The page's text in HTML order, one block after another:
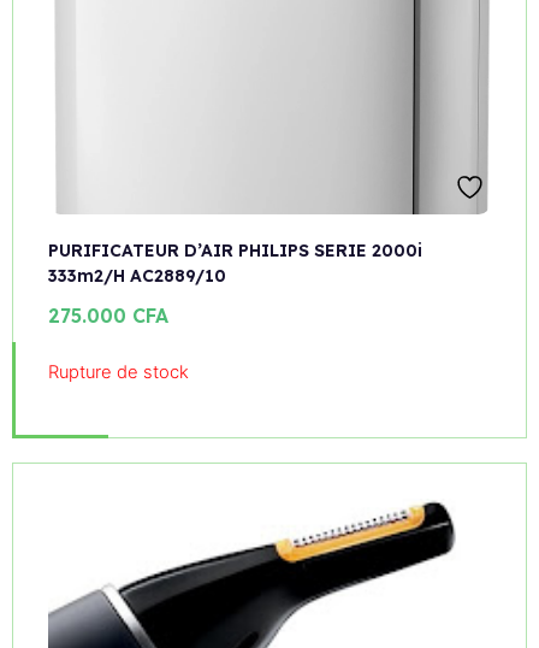
PURIFICATEUR D’AIR PHILIPS SERIE 2000i
333m2/H AC2889/10
275.000 CFA
Rupture de stock